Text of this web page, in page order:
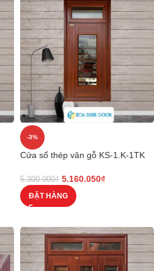
-3%
Cửa sổ thép vân gỗ KS-1.K-1TK
5.300.000₫ 5.160.050₫
ĐẶT HÀNG